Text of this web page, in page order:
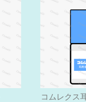
コムレクス